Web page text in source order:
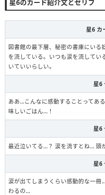
星6のカード紹介文とセリフ
星6 カ
図書館の最下層、秘密の書庫にいる
を流している。いつも涙を流してい
いていいらしい。
星6
ああ…こんなに感動することってあ
味しいごはん…！
星6
最近泣いてる…？ 涙を流すとね… 頭
星6
涙が出てしまうくらい感動的な一
わるの…